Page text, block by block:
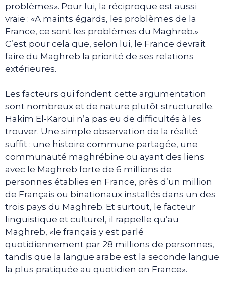
problèmes». Pour lui, la réciproque est aussi
vraie : «A maints égards, les problèmes de la
France, ce sont les problèmes du Maghreb.»
C’est pour cela que, selon lui, le France devrait
faire du Maghreb la priorité de ses relations
extérieures.
Les facteurs qui fondent cette argumentation
sont nombreux et de nature plutôt structurelle.
Hakim El-Karoui n’a pas eu de difficultés à les
trouver. Une simple observation de la réalité
suffit : une histoire commune partagée, une
communauté maghrébine ou ayant des liens
avec le Maghreb forte de 6 millions de
personnes établies en France, près d’un million
de Français ou binationaux installés dans un des
trois pays du Maghreb. Et surtout, le facteur
linguistique et culturel, il rappelle qu’au
Maghreb, «le français y est parlé
quotidiennement par 28 millions de personnes,
tandis que la langue arabe est la seconde langue
la plus pratiquée au quotidien en France».